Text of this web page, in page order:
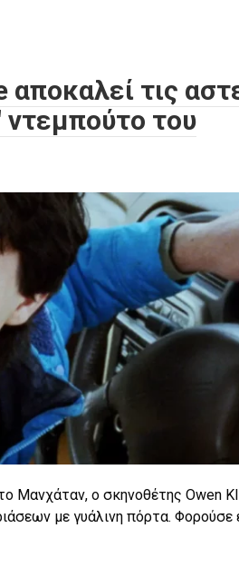
τις
ντεμπούτο του
Μανχάταν, ο σκηνοθέτης Owen
με γυάλινη πόρτα. Φορούσε